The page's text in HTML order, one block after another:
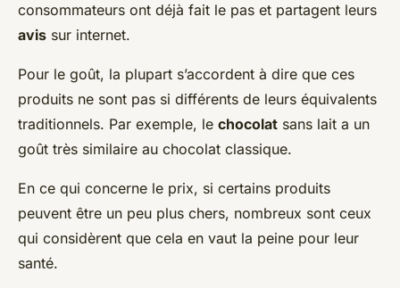
consommateurs ont déjà fait le pas et partagent leurs
avis sur internet.
Pour le goût, la plupart s’accordent à dire que ces
produits ne sont pas si différents de leurs équivalents
traditionnels. Par exemple, le chocolat sans lait a un
goût très similaire au chocolat classique.
En ce qui concerne le prix, si certains produits
peuvent être un peu plus chers, nombreux sont ceux
qui considèrent que cela en vaut la peine pour leur
santé.